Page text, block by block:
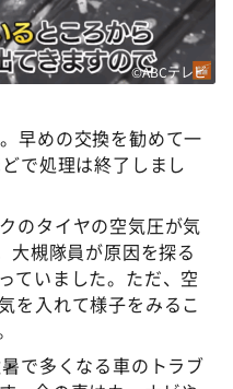
©ABCテレビ
早めの交換を勧めて一
で処理は終了しまし
のタイヤの空気圧が気
大槻隊員が原因を探る
ていました。ただ、空
を入れて様子をみるこ
で多くなる車のトラブ